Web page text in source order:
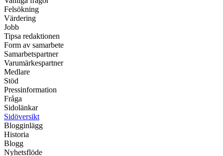
Felsökning
Värdering
Jobb
Tipsa redaktionen
Form av samarbete
Samarbetspartner
Varumärkespartner
Medlare
Stöd
Pressinformation
Fråga
Sidolänkar
Sidöversikt
Blogginlägg
Historia
Blogg
Nyhetsflöde